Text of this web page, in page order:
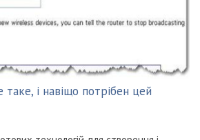
і навіщо потрібен цей